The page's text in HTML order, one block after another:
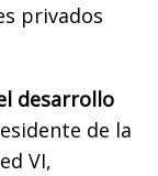
privados
desarrollo
de la
VI,